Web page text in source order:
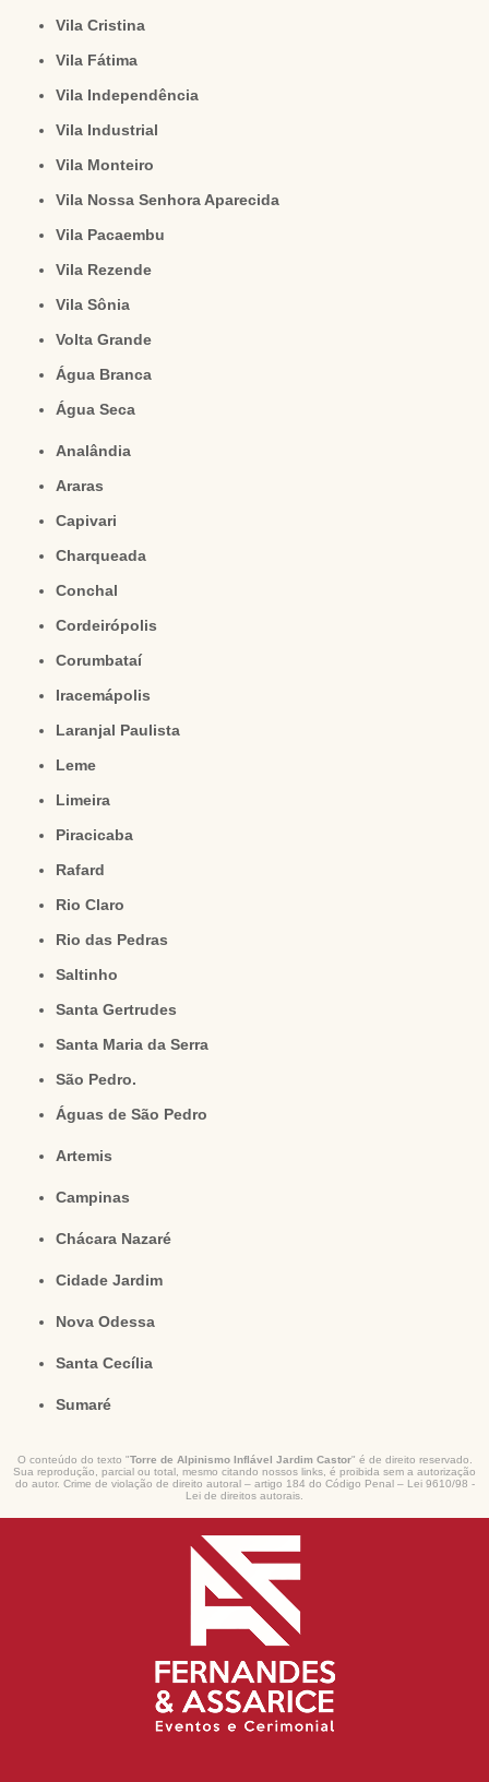
Vila Cristina
Vila Fátima
Vila Independência
Vila Industrial
Vila Monteiro
Vila Nossa Senhora Aparecida
Vila Pacaembu
Vila Rezende
Vila Sônia
Volta Grande
Água Branca
Água Seca
Analândia
Araras
Capivari
Charqueada
Conchal
Cordeirópolis
Corumbataí
Iracemápolis
Laranjal Paulista
Leme
Limeira
Piracicaba
Rafard
Rio Claro
Rio das Pedras
Saltinho
Santa Gertrudes
Santa Maria da Serra
São Pedro.
Águas de São Pedro
Artemis
Campinas
Chácara Nazaré
Cidade Jardim
Nova Odessa
Santa Cecília
Sumaré
O conteúdo do texto "Torre de Alpinismo Inflável Jardim Castor" é de direito reservado.
Sua reprodução, parcial ou total, mesmo citando nossos links, é proibida sem a autorização
do autor. Crime de violação de direito autoral – artigo 184 do Código Penal – Lei 9610/98 -
Lei de direitos autorais